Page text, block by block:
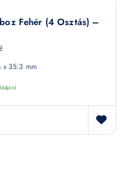
Fehér (4 Osztás) –
x 35.3 mm